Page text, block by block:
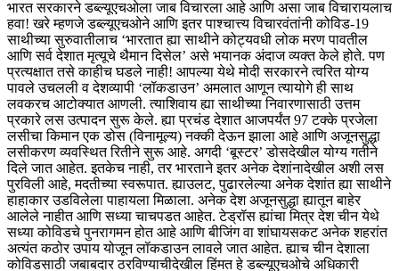
भारत सरकारने डब्ल्यूएचओला जाब विचारला आहे आणि असा जाब विचारायलाच
हवा! खरे म्हणजे डब्ल्यूएचओने आणि इतर पाश्चात्त्य विचारवंतांनी कोविड-19
साथीच्या सुरुवातीलाच ‘भारतात ह्या साथीने कोट्यवधी लोक मरण पावतील
आणि सर्व देशात मृत्यूचे थैमान दिसेल’ असे भयानक अंदाज व्यक्त केले होते. पण
प्रत्यक्षात तसे काहीच घडले नाही! आपल्या येथे मोदी सरकारने त्वरित योग्य
पावले उचलली व देशव्यापी ‘लॉकडाउन’ अमलात आणून त्यायोगे ही साथ
लवकरच आटोक्यात आणली. त्याशिवाय ह्या साथीच्या निवारणासाठी उत्तम
प्रकारे लस उत्पादन सुरू केले. ह्या प्रचंड देशात आजपर्यंत 97 टक्के प्रजेला
लसीचा किमान एक डोस (विनामूल्य) नक्की देऊन झाला आहे आणि अजूनसुद्धा
लसीकरण व्यवस्थित रितीने सुरू आहे. अगदी ‘बूस्टर’ डोसदेखील योग्य गतीने
दिले जात आहेत. इतकेच नाही, तर भारताने इतर अनेक देशांनादेखील अशी लस
पुरविली आहे, मदतीच्या स्वरूपात. ह्याउलट, पुढारलेल्या अनेक देशांत ह्या साथीने
हाहाकार उडविलेला पाहायला मिळाला. अनेक देश अजूनसुद्धा ह्यातून बाहेर
आलेले नाहीत आणि सध्या चाचपडत आहेत. टेड्रॉस ह्यांचा मित्र देश चीन येथे
सध्या कोविडचे पुनरागमन होत आहे आणि बीजिंग वा शांघायसकट अनेक शहरांत
अत्यंत कठोर उपाय योजून लॉकडाउन लावले जात आहेत. ह्याच चीन देशाला
कोविडसाठी जबाबदार ठरविण्याचीदेखील हिंमत हे डब्ल्यूएचओचे अधिकारी